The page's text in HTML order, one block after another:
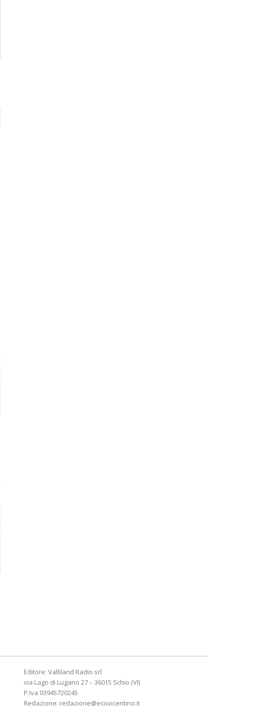
Editore: Valliland Radio srl
via Lago di Lugano 27 – 36015 Schio (VI)
P.Iva 03945720245
Redazione: redazione@ecovicentino.it